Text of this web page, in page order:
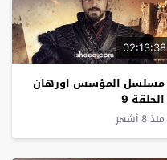
02:13:38
مسلسل المؤسس اورهان
الحلقة 9
منذ 8 أشهر